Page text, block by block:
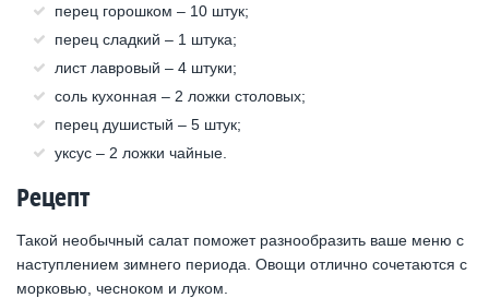
перец горошком – 10 штук;
перец сладкий – 1 штука;
лист лавровый – 4 штуки;
соль кухонная – 2 ложки столовых;
перец душистый – 5 штук;
уксус – 2 ложки чайные.
Рецепт
Такой необычный салат поможет разнообразить ваше меню с
наступлением зимнего периода. Овощи отлично сочетаются с
морковью, чесноком и луком.